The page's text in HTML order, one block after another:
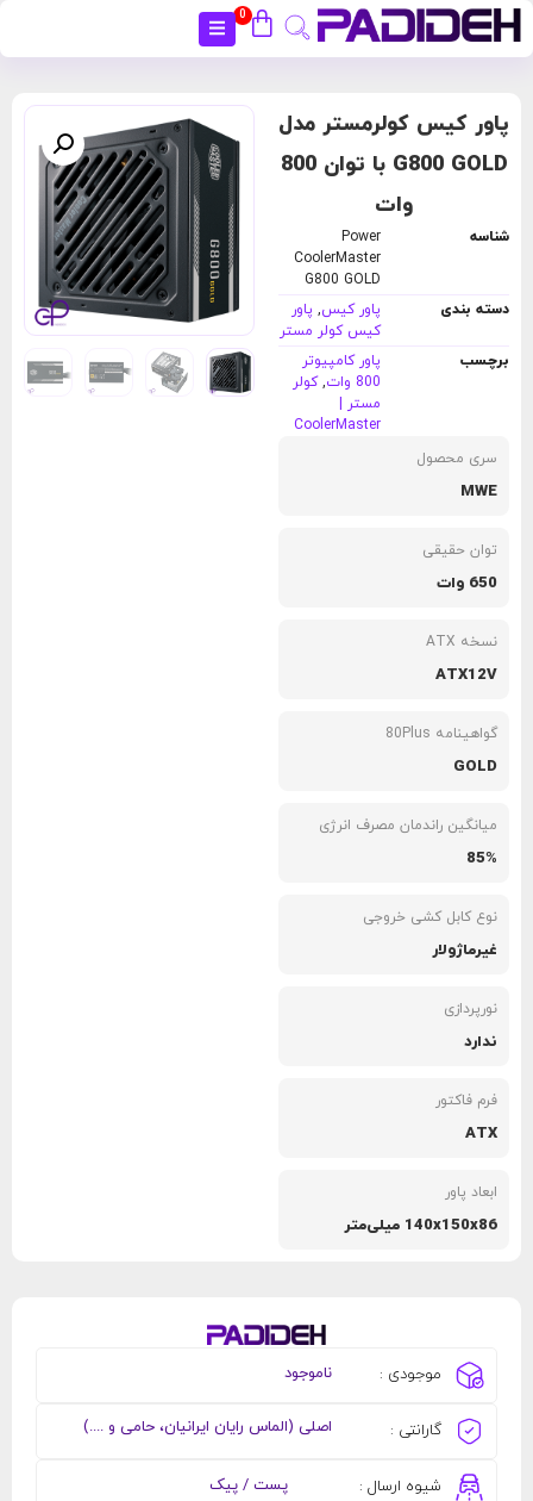
0
پاور کیس کولرمستر مدل
G800 GOLD با توان 800
وات
شناسه
Power
CoolerMaster
G800 GOLD
دسته بندی
پاور کیس, پاور
کیس کولر مستر
برچسب
پاور کامپیوتر
800 وات
,کولر
مستر |
CoolerMaster
سری محصول
MWE
توان حقیقی
650 وات
نسخه ATX
ATX12V
گواهینامه 80Plus
GOLD
میانگین راندمان مصرف انرژی
85%
نوع کابل کشی خروجی
غیرماژولار
نورپردازی
ندارد
فرم فاکتور
ATX
ابعاد پاور
140x150x86 میلی‌متر
موجودی : ناموجود
گارانتی : اصلی (الماس رایان ایرانیان، حامی و ....)
شیوه ارسال : پست / پیک